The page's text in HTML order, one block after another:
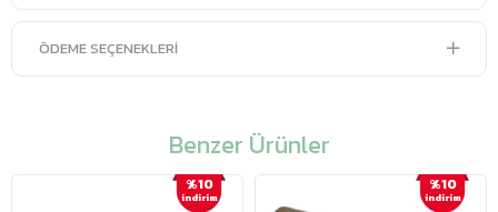
ÖDEME SEÇENEKLERI
Benzer Ürünler
%10
i̇ndirim
%10
i̇ndirim